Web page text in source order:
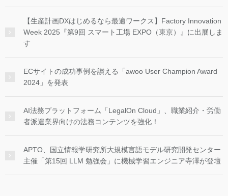
【生産計画DXはじめるなら最適ワークス】Factory Innovation
Week 2025『第9回 スマート工場 EXPO（東京）』に出展しま
す
ECサイトの成功事例を讃える「awoo User Champion Award
2024」を発表
AI法務プラットフォーム「LegalOn Cloud」、職業紹介・労働
者派遣業界向けの法務コンテンツを強化！
APTO、国立情報学研究所大規模言語モデル研究開発センター
主催「第15回 LLM 勉強会」に機械学習エンジニア寺澤が登壇